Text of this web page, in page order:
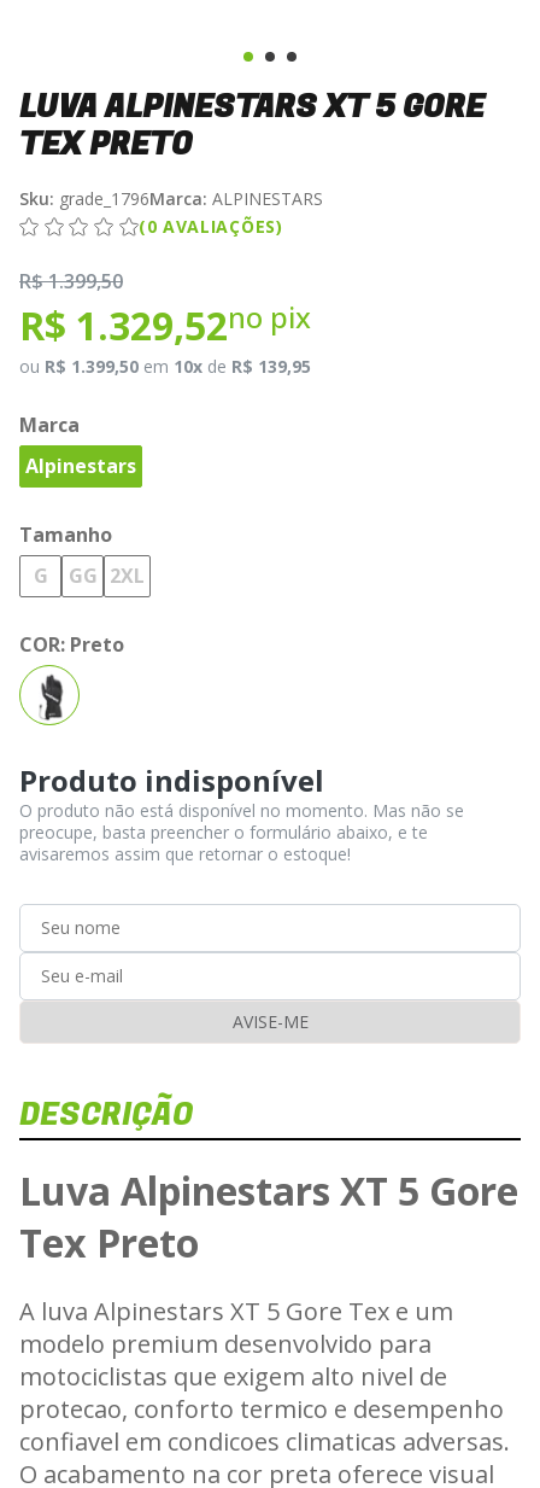
LUVA ALPINESTARS XT 5 GORE
TEX PRETO
Sku: grade_1796Marca: ALPINESTARS
(0 AVALIAÇÕES)
R$ 1.399,50
R$ 1.329,52no pix
ou R$ 1.399,50 em 10x de R$ 139,95
Marca
Alpinestars
Tamanho
G
GG 2XL
COR: Preto
Produto indisponível
O produto não está disponível no momento. Mas não se
preocupe, basta preencher o formulário abaixo, e te
avisaremos assim que retornar o estoque!
AVISE-ME
DESCRIÇÃO
Luva Alpinestars XT 5 Gore
Tex Preto
A luva Alpinestars XT 5 Gore Tex e um
modelo premium desenvolvido para
motociclistas que exigem alto nivel de
protecao, conforto termico e desempenho
confiavel em condicoes climaticas adversas.
O acabamento na cor preta oferece visual